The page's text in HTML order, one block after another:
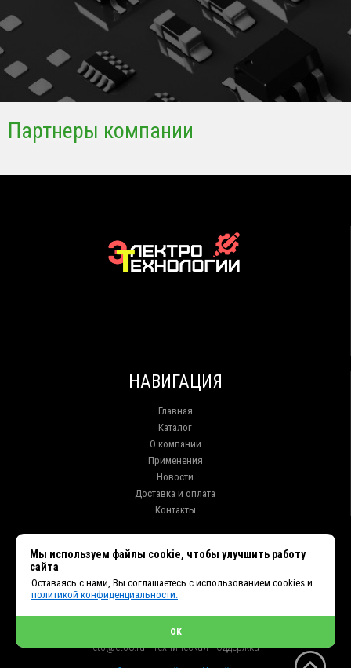
Партнеры компании
НАВИГАЦИЯ
Главная
Каталог
О компании
Применения
Новости
Доставка и оплата
Контакты
+7 (914) 010-76-83, 8 (3952) 93-27-93 - Отдел продаж
+7 (950) 075-85-99 - Техническая поддержка
et2@et38.ru - Отдел продаж
et3@et38.ru - Техническая поддержка
Мы используем файлы cookie, чтобы улучшить работу
сайта
Оставаясь с нами, Вы соглашаетесь с использованием cookies и
политикой конфиденциальности.
OK